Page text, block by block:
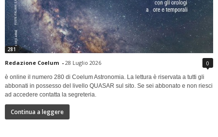
281
Redazione Coelum - 28 Luglio 2026 0
è online il numero 280 di Coelum Astronomia. La lettura è riservata a tutti gli
abbonati in possesso del livello QUASAR sul sito. Se sei abbonato e non riesci
ad accedere contatta la segreteria.
Continua a leggere